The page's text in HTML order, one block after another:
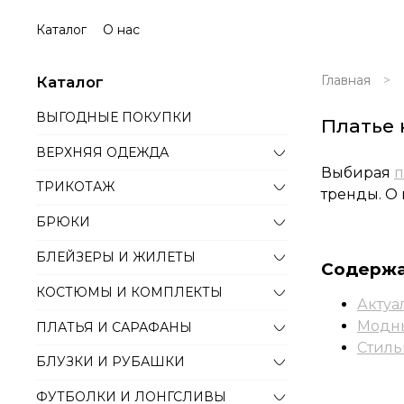
Каталог О нас
Главная
Платье
Выбирая
тренды. О
Каталог
ВЫГОДНЫЕ ПОКУПКИ
ВЕРХНЯЯ ОДЕЖДА
ТРИКОТАЖ
БРЮКИ
БЛЕЙЗЕРЫ И ЖИЛЕТЫ
КОСТЮМЫ И КОМПЛЕКТЫ
ПЛАТЬЯ И САРАФАНЫ
БЛУЗКИ И РУБАШКИ
ФУТБОЛКИ И ЛОНГСЛИВЫ